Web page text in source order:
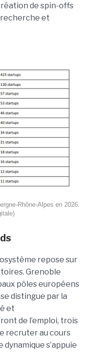
de spin-offs
et
Rhône-Alpes en 2026.
repose sur
Grenoble
pôles européens
distingue par la
et
de l’emploi, trois
recruter au cours
s’appuie